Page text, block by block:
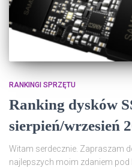
RANKINGI SPRZĘTU
Ranking dysków
sierpień/wrzesień
Witam serdecznie. Zapraszam
najlepszych moim zdaniem